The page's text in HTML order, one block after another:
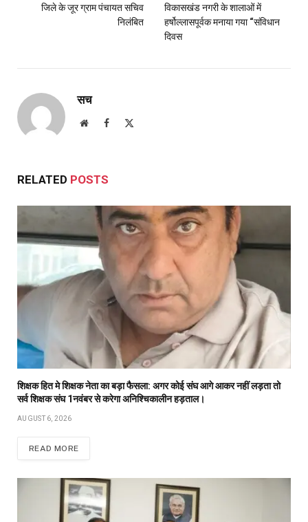
जिले के जूर ग्राम पंचायत सचिव
निलंबित
विकासखंड नगरी के शालाओं में
हर्षोल्लासपूर्वक मनाया गया “संविधान
दिवस
सच
WebsiteFacebook
RELATED POSTS
शिक्षक हित मे शिक्षक नेता का बड़ा फैसला: अगर कोई संघ आगे आकर नहीं लड़ता तो
सर्व शिक्षक संघ 1नवंबर से करेगा अनिश्चिकालीन हड़ताल।
AUGUST 6, 2026
READ MORE